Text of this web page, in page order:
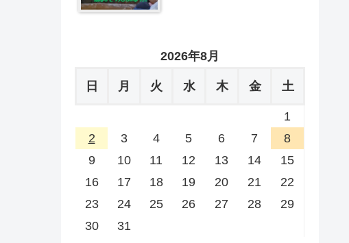
2026年8月
日 月 火 水 木 金 土
1
2
3 4 5 6 7
8
9
10 11 12 13 14
15
16
17 18 19 20 21
22
23
24 25 26 27 28
29
30
31